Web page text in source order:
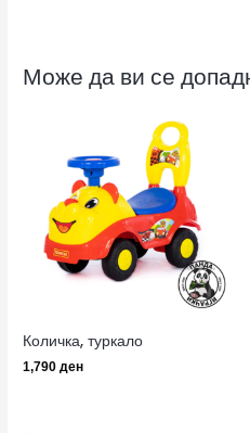
Може да ви се
Количка, туркало
1,790ден